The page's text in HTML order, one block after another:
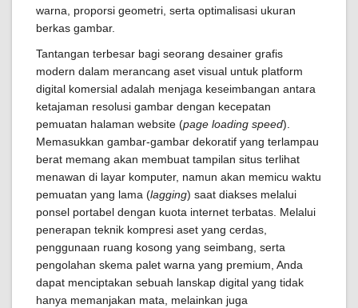
warna, proporsi geometri, serta optimalisasi ukuran
berkas gambar.
Tantangan terbesar bagi seorang desainer grafis
modern dalam merancang aset visual untuk platform
digital komersial adalah menjaga keseimbangan antara
ketajaman resolusi gambar dengan kecepatan
pemuatan halaman website (page loading speed).
Memasukkan gambar-gambar dekoratif yang terlampau
berat memang akan membuat tampilan situs terlihat
menawan di layar komputer, namun akan memicu waktu
pemuatan yang lama (lagging) saat diakses melalui
ponsel portabel dengan kuota internet terbatas. Melalui
penerapan teknik kompresi aset yang cerdas,
penggunaan ruang kosong yang seimbang, serta
pengolahan skema palet warna yang premium, Anda
dapat menciptakan sebuah lanskap digital yang tidak
hanya memanjakan mata, melainkan juga